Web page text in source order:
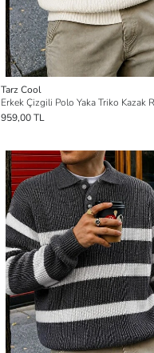
Tarz Cool
959,00 TL